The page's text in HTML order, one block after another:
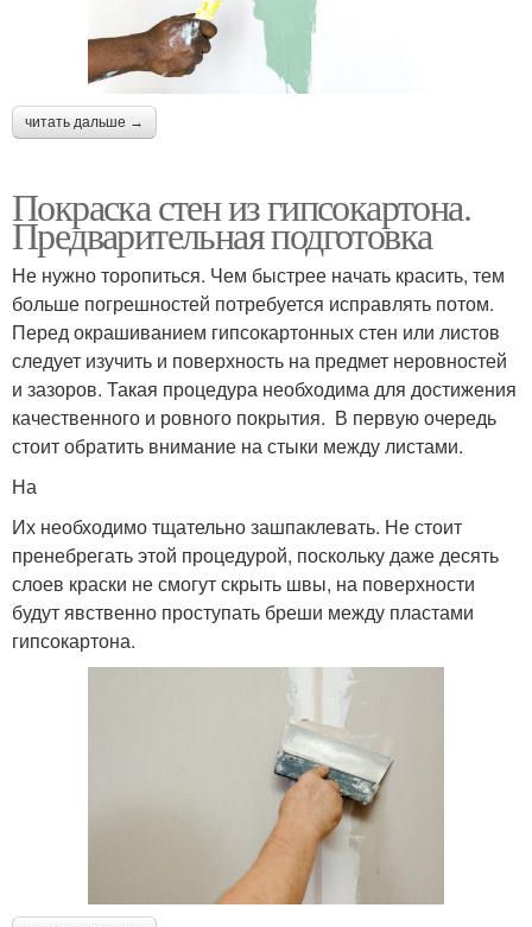
Краски на водной
основе
Рельефная краска
Краска для ванной
комнаты
Краска для санузла
читать дальше →
Покраска стен из гипсокартона.
Предварительная подготовка
Не нужно торопиться. Чем быстрее начать красить, тем
больше погрешностей потребуется исправлять потом.
Перед окрашиванием гипсокартонных стен или листов
следует изучить и поверхность на предмет неровностей
и зазоров. Такая процедура необходима для достижения
качественного и ровного покрытия. В первую очередь
стоит обратить внимание на стыки между листами.
На
Их необходимо тщательно зашпаклевать. Не стоит
пренебрегать этой процедурой, поскольку даже десять
слоев краски не смогут скрыть швы, на поверхности
будут явственно проступать бреши между пластами
гипсокартона.